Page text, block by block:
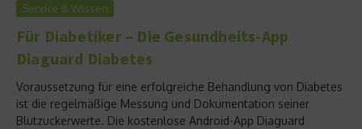
Service & Wissen
Für Diabetiker – Die Gesundheits-App
Diaguard Diabetes
Voraussetzung für eine erfolgreiche Behandlung von Diabetes
ist die regelmäßige Messung und Dokumentation seiner
Blutzuckerwerte. Die kostenlose Android-App Diaguard